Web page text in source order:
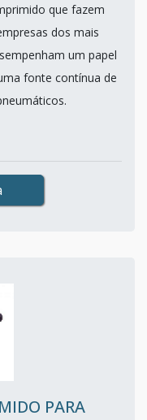
que fazem
dos mais
um papel
fonte contínua de
PARA